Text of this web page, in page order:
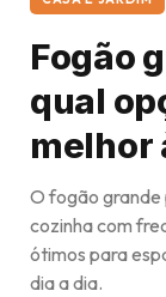
Fogão
qual
melhor
O fogão grande
cozinha com
ótimos para
dia a dia.